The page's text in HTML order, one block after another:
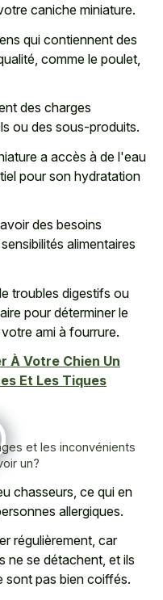
caniche miniature.
qui contiennent des
comme le poulet,
des charges
ou des sous-produits.
a accès à de l'eau
pour son hydratation
des besoins
alimentaires
troubles digestifs ou
pour déterminer le
ami à fourrure.
À Votre Chien Un
Et Les Tiques
et les inconvénients
un?
chasseurs, ce qui en
allergiques.
régulièrement, car
ne se détachent, et ils
sont pas bien coiffés.